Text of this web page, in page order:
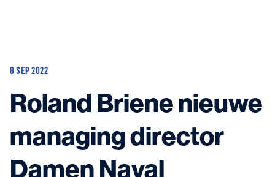
Aanbouw en update
Contact
Neem contact met ons open kom in contact met de experts in het veld.
8 SEP 2022
Roland Briene nieuwe
managing director
Damen Naval